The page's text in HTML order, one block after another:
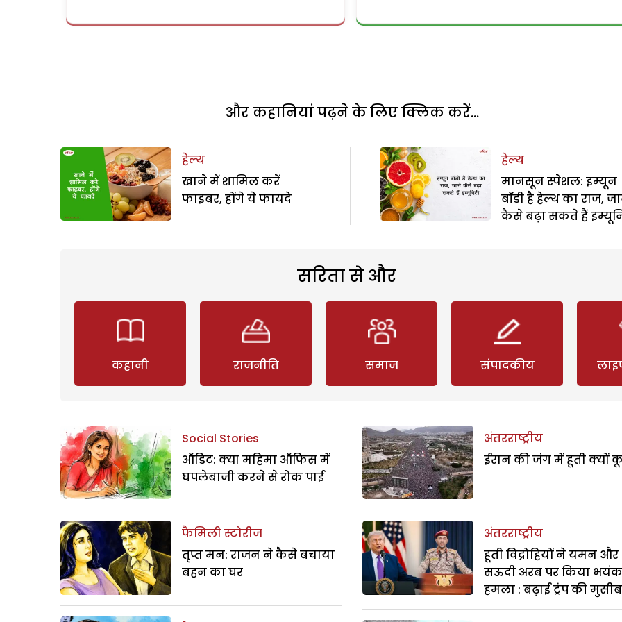
और कहानियां पढ़ने के लिए क्लिक करें...
हेल्थ
खाने में शामिल करें
फाइबर, होंगे ये फायदे
हेल्थ
मानसून स्पेशल: इम्यून
बॉडी है हेल्थ का राज,
कैसे बढ़ा सकते हैं
सरिता से और
कहानी राजनीति समाज संपादकीय
Social Stories
ऑडिट: क्या महिमा ऑफिस में
घपलेबाजी करने से रोक पाई
फैमिली स्टोरीज
तृप्त मन: राजन ने कैसे बचाया
बहन का घर
अंतरराष्ट्रीय
ईरान की जंग में हूती क्यों
अंतरराष्ट्रीय
हूती विद्रोहियों ने यमन और
सऊदी अरब पर किया
हमला : बढ़ाई ट्रंप की